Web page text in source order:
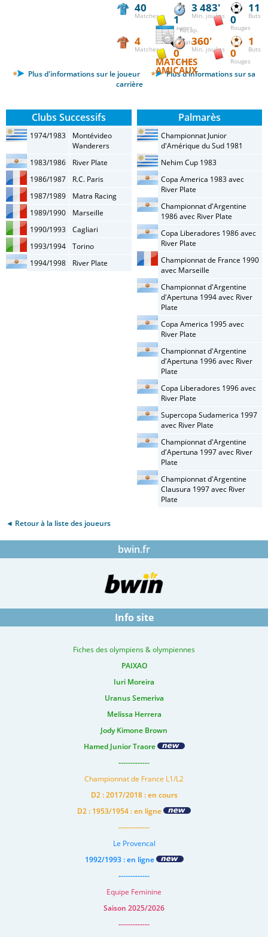
40
Matches
3 483'
Min. jouées
11
Buts
1
Jaunes
0
Rouges
Récap.
matches
4
Matches
360'
Min. jouées
1
Buts
0
Jaunes
0
Rouges
MATCHES
AMICAUX
Plus d'informations sur le joueur
Plus d'informations sur sa
carrière
Clubs Successifs
1974/1983
Montévideo
Wanderers
1983/1986
River Plate
1986/1987
R.C. Paris
1987/1989
Matra Racing
1989/1990
Marseille
1990/1993
Cagliari
1993/1994
Torino
1994/1998
River Plate
Palmarès
Championnat Junior
d'Amérique du Sud 1981
Nehim Cup 1983
Copa America 1983 avec
River Plate
Championnat d'Argentine
1986 avec River Plate
Copa Liberadores 1986 avec
River Plate
Championnat de France 1990
avec Marseille
Championnat d'Argentine
d'Apertuna 1994 avec River
Plate
Copa America 1995 avec
River Plate
Championnat d'Argentine
d'Apertuna 1996 avec River
Plate
Copa Liberadores 1996 avec
River Plate
Supercopa Sudamerica 1997
avec River Plate
Championnat d'Argentine
d'Apertuna 1997 avec River
Plate
Championnat d'Argentine
Clausura 1997 avec River
Plate
◄ Retour à la liste des joueurs
bwin.fr
Info site
Fiches des olympiens & olympiennes
PAIXAO
Iuri Moreira
Uranus Semeriva
Melissa Herrera
Jody Kimone Brown
Hamed Junior Traore
-------------
Championnat de France L1/L2
D2 : 2017/2018 : en cours
D2 : 1953/1954 : en ligne
-------------
Le Provencal
1992/1993 : en ligne
-------------
Equipe Feminine
Saison 2025/2026
-------------